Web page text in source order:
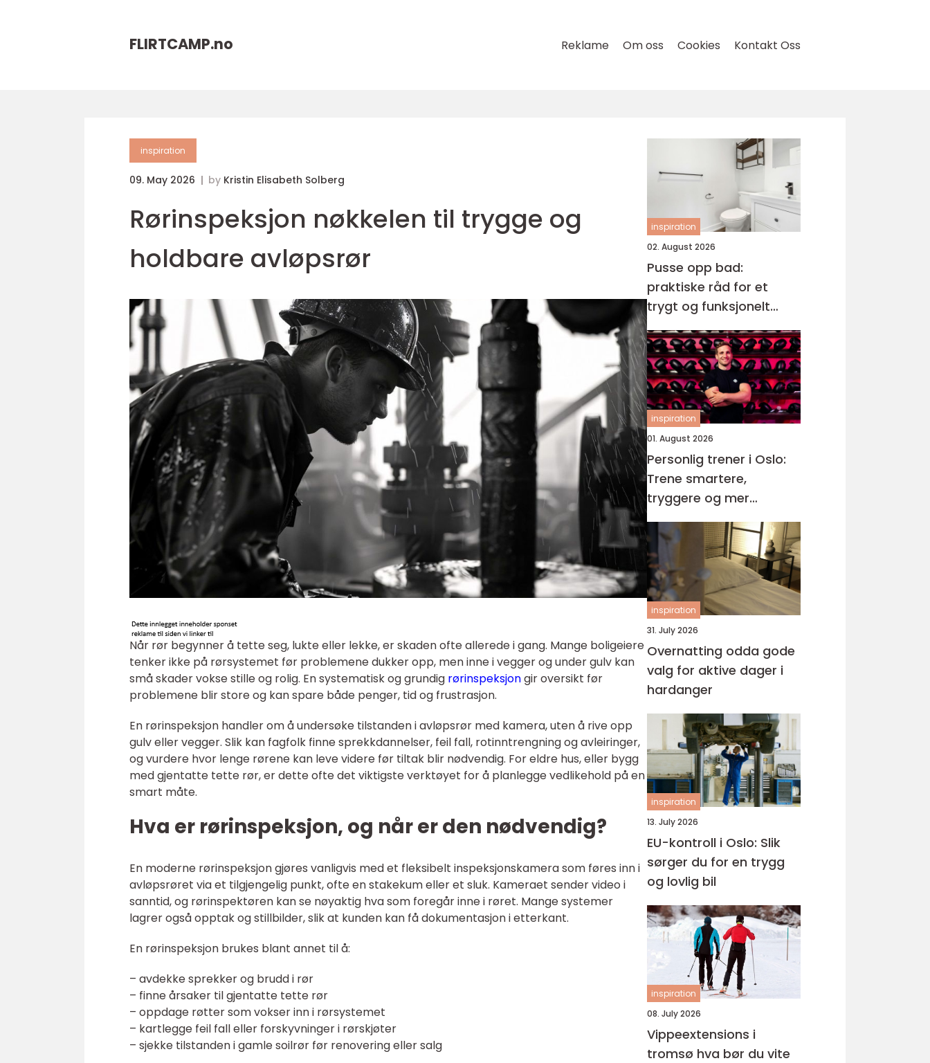
FLIRTCAMP.no Reklame Om oss Cookies Kontakt Oss
inspiration
09. May 2026 by Kristin Elisabeth Solberg
Rørinspeksjon nøkkelen til trygge og
holdbare avløpsrør
Når rør begynner å tette seg, lukte eller lekke, er skaden ofte allerede i gang. Mange boligeiere
tenker ikke på rørsystemet før problemene dukker opp, men inne i vegger og under gulv kan
små skader vokse stille og rolig. En systematisk og grundig rørinspeksjongir oversikt før
problemene blir store og kan spare både penger, tid og frustrasjon.
En rørinspeksjon handler om å undersøke tilstanden i avløpsrør med kamera, uten å rive opp
gulv eller vegger. Slik kan fagfolk finne sprekkdannelser, feil fall, rotinntrengning og avleiringer,
og vurdere hvor lenge rørene kan leve videre før tiltak blir nødvendig. For eldre hus, eller bygg
med gjentatte tette rør, er dette ofte det viktigste verktøyet for å planlegge vedlikehold på en
smart måte.
Hva er rørinspeksjon, og når er den nødvendig?
En moderne rørinspeksjon gjøres vanligvis med et fleksibelt inspeksjonskamera som føres inn i
avløpsrøret via et tilgjengelig punkt, ofte en stakekum eller et sluk. Kameraet sender video i
sanntid, og rørinspektøren kan se nøyaktig hva som foregår inne i røret. Mange systemer
lagrer også opptak og stillbilder, slik at kunden kan få dokumentasjon i etterkant.
En rørinspeksjon brukes blant annet til å:
– avdekke sprekker og brudd i rør
– finne årsaker til gjentatte tette rør
– oppdage røtter som vokser inn i rørsystemet
– kartlegge feil fall eller forskyvninger i rørskjøter
– sjekke tilstanden i gamle soilrør før renovering eller salg
inspiration
02. August 2026
Pusse opp bad:
praktiske råd for et
trygt og funksjonelt
våtrom
inspiration
01. August 2026
Personlig trener i Oslo:
Trene smartere,
tryggere og mer
målrettet
inspiration
31. July 2026
Overnatting odda gode
valg for aktive dager i
hardanger
inspiration
13. July 2026
EU-kontroll i Oslo: Slik
sørger du for en trygg
og lovlig bil
inspiration
08. July 2026
Vippeextensions i
tromsø hva bør du vite